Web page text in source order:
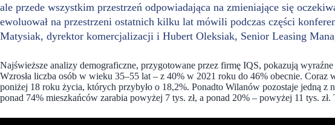
ale przede wszystkim przestrzeń odpowiadająca na zmieniające się
ewoluował na przestrzeni ostatnich kilku lat mówili podczas części
Matysiak, dyrektor komercjalizacji i Hubert Oleksiak, Senior Leasing
Najświeższe analizy demograficzne, przygotowane przez firmę IQS, pokazują
Wzrosła liczba osób w wieku 35–55 lat – z 40% w 2021 roku do 46% obecnie. Coraz
poniżej 18 roku życia, których przybyło o 18,2%. Ponadto Wilanów pozostaje jedną z
ponad 74% mieszkańców zarabia powyżej 7 tys. zł, a ponad 20% – powyżej 11 tys.